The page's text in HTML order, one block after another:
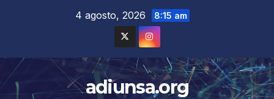
4 agosto, 2026 8:15 am
adiunsa.org